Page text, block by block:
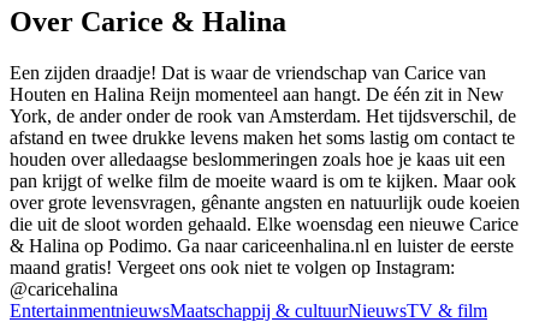
Over Carice & Halina
Een zijden draadje! Dat is waar de vriendschap van Carice van
Houten en Halina Reijn momenteel aan hangt. De één zit in New
York, de ander onder de rook van Amsterdam. Het tijdsverschil, de
afstand en twee drukke levens maken het soms lastig om contact te
houden over alledaagse beslommeringen zoals hoe je kaas uit een
pan krijgt of welke film de moeite waard is om te kijken. Maar ook
over grote levensvragen, gênante angsten en natuurlijk oude koeien
die uit de sloot worden gehaald. Elke woensdag een nieuwe Carice
& Halina op Podimo. Ga naar cariceenhalina.nl en luister de eerste
maand gratis! Vergeet ons ook niet te volgen op Instagram:
@caricehalina
EntertainmentnieuwsMaatschappij & cultuurNieuwsTV & film